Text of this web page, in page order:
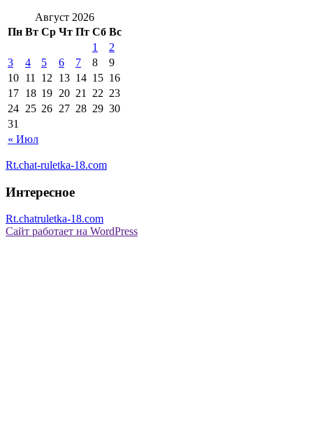
Август 2026
Пн Вт Ср Чт Пт Сб Вс
« Июл
1
2
3
4 5 6 7 8
9
10 11 12 13 14 15 16
17 18 19 20 21 22 23
24 25 26 27 28 29 30
31
Rt.chat-ruletka-18.com
Интересное
Rt.chatruletka-18.com
Сайт работает на WordPress